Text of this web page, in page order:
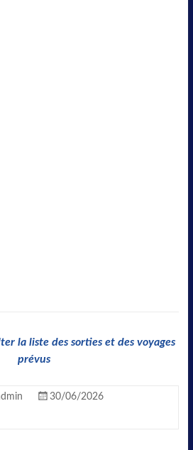
la liste des sorties et des voyages
prévus
30/06/2026